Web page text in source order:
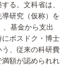
る。文科省は、
研究（仮称）を
基金から支出
ポスドク・博士
、従来の科研費
額が認められれ